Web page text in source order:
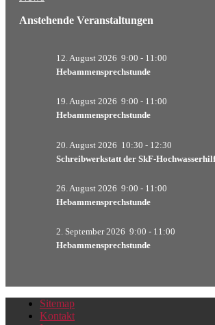
Anstehende Veranstaltungen
12. August 2026 9:00 - 11:00
Hebammensprechstunde
19. August 2026 9:00 - 11:00
Hebammensprechstunde
20. August 2026 10:30 - 12:30
Schreibwerkstatt der SkF-
26. August 2026 9:00 - 11:00
Hebammensprechstunde
2. September 2026 9:00 - 11:00
Hebammensprechstunde
Sitemap
Kontakt